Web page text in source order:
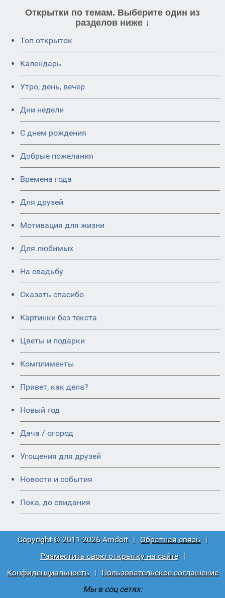
Открытки по темам. Выберите один из
разделов ниже ↓
Топ открыток
Календарь
Утро, день, вечер
Дни недели
C днем рождения
Добрые пожелания
Времена года
Для друзей
Мотивация для жизни
Для любимых
На свадьбу
Сказать спасибо
Картинки без текста
Цветы и подарки
Комплименты
Привет, как дела?
Новый год
Дача / огород
Угощения для друзей
Новости и события
Пока, до свидания
Copyright © 2011-2026 Amdoit | Обратная связь |
Разместить свою открытку на сайте
|
Конфиденциальность
|
Пользовательское соглашение
Мы в соц сетях: